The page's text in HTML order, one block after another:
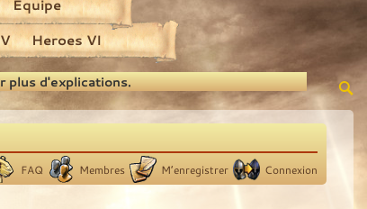
Heroes VI
Equipe
plus d'explications.
FAQ Membres M’enregistrer Connexion